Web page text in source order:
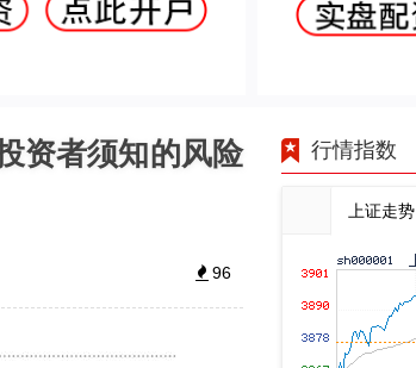
资者须知的风险
96
行情指数
上证走势